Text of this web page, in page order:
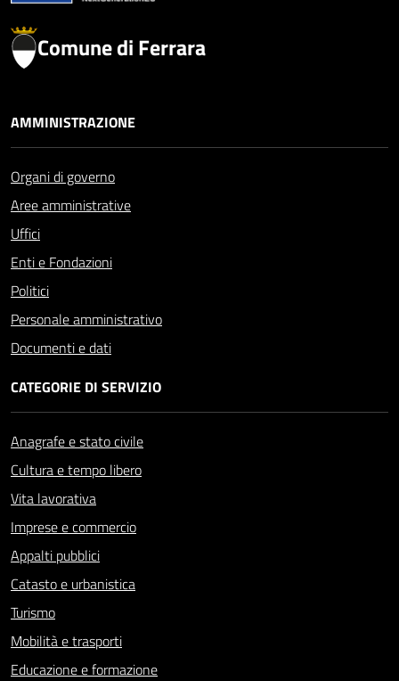
Comune di Ferrara
AMMINISTRAZIONE
Organi di governo
Aree amministrative
Uffici
Enti e Fondazioni
Politici
Personale amministrativo
Documenti e dati
CATEGORIE DI SERVIZIO
Anagrafe e stato civile
Cultura e tempo libero
Vita lavorativa
Imprese e commercio
Appalti pubblici
Catasto e urbanistica
Turismo
Mobilità e trasporti
Educazione e formazione